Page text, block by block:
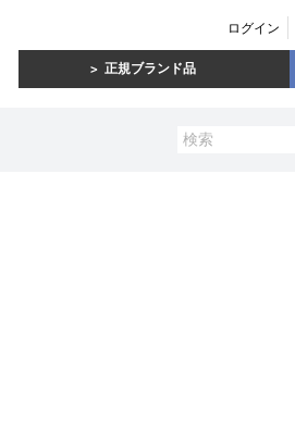
ログイン
正規ブランド品